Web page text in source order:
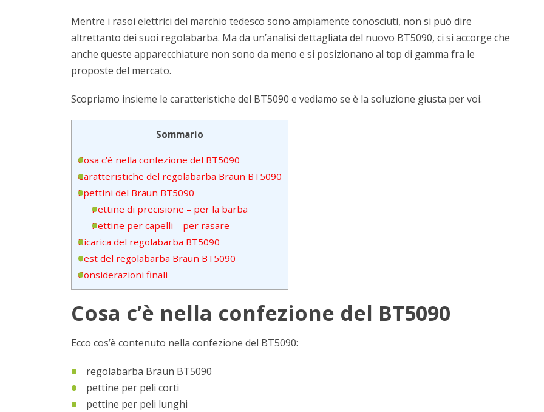
Mentre i rasoi elettrici del marchio tedesco sono ampiamente conosciuti, non si può dire
altrettanto dei suoi regolabarba. Ma da un’analisi dettagliata del nuovo BT5090, ci si accorge che
anche queste apparecchiature non sono da meno e si posizionano al top di gamma fra le
proposte del mercato.
Scopriamo insieme le caratteristiche del BT5090 e vediamo se è la soluzione giusta per voi.
Sommario
Cosa c’è nella confezione del BT5090
Caratteristiche del regolabarba Braun BT5090
I pettini del Braun BT5090
Pettine di precisione – per la barba
Pettine per capelli – per rasare
Ricarica del regolabarba BT5090
Test del regolabarba Braun BT5090
Considerazioni finali
Cosa c’è nella confezione del BT5090
Ecco cos’è contenuto nella confezione del BT5090:
regolabarba Braun BT5090
pettine per peli corti
pettine per peli lunghi